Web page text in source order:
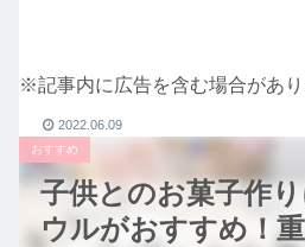
子供とのお菓子作
ウルがおすすめ！
※記事内に広告を含む場合があり
おすすめ
2022.06.09